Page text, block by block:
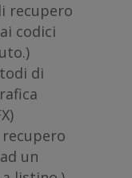
recupero
codici
di
recupero
un